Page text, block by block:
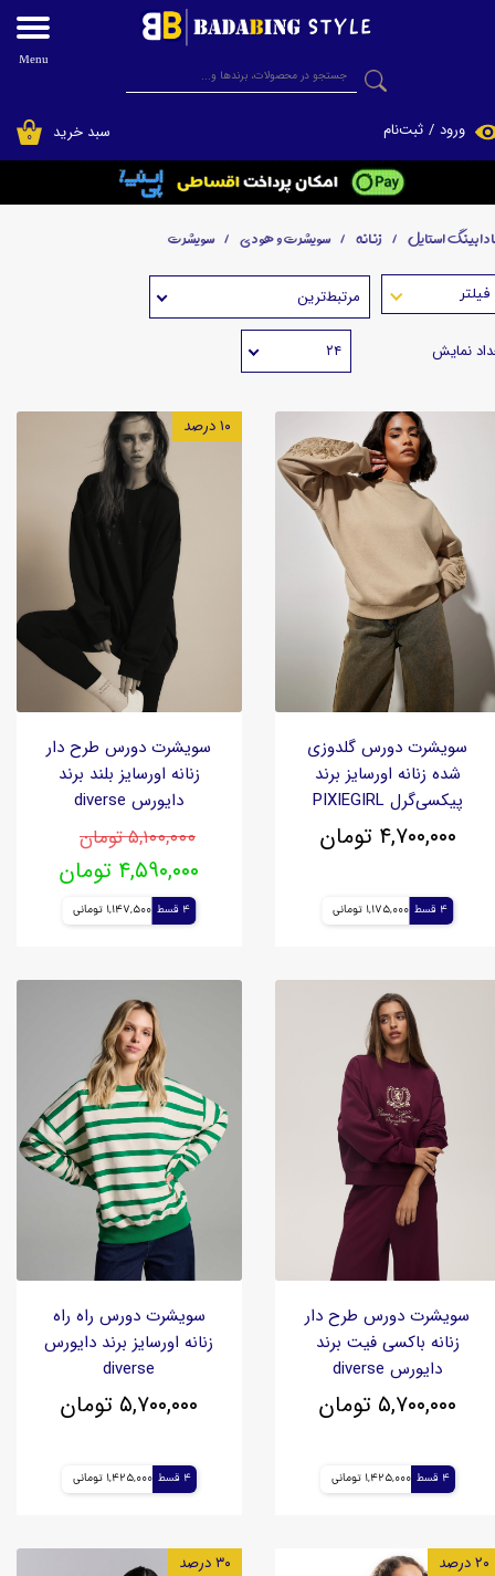
۰ سبد خرید ورود / ثبت‌نام
تغییر گذر واژه
سفارشات
خروج از حساب کاربری
Menu
استایل زنانه سویشرت و هودی سویشرت
مرتبط‌ترین
نمایش ۲۴
سویشرت دورس گلدوزی
شده زنانه اورسایز برند
پیکسی‌گرل PIXIEGIRL
۴,۷۰۰,۰۰۰ تومان
4 قسط 1,175,000 تومانی
سویشرت دورس طرح دار
زنانه اورسایز بلند برند
دایورس diverse
۵,۱۰۰,۰۰۰ تومان
۴,۵۹۰,۰۰۰ تومان
4 قسط 1,147,500 تومانی
۱۰ درصد
سویشرت دورس طرح دار
زنانه باکسی فیت برند
دایورس diverse
۵,۷۰۰,۰۰۰ تومان
4 قسط 1,425,000 تومانی
سویشرت دورس راه راه
زنانه اورسایز برند دایورس
diverse
۵,۷۰۰,۰۰۰ تومان
4 قسط 1,425,000 تومانی
۲۰ درصد ۳۰ درصد
فروشگاه اینترنتی پوشاک بادابینگ استایل